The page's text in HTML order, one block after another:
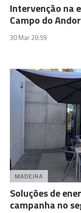
Intervenção na
Campo do
30 Mar 20:59
MADEIRA
Soluções de
campanha no